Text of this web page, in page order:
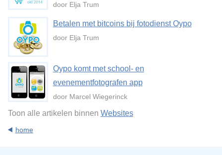
door Elja Trum
Betalen met bitcoins bij fotodienst Oypo
door Elja Trum
Oypo komt met school- en
evenementfotografen app
door Marcel Wiegerinck
Toon alle artikelen binnen Websites
home